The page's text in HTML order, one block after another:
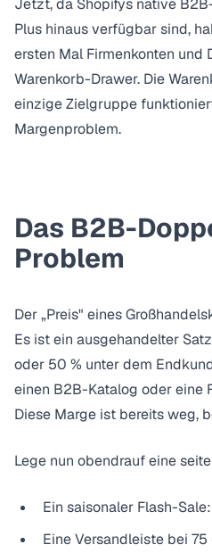
Jetzt, da Shopifys native
Plus hinaus verfügbar sind,
ersten Mal Firmenkonten und
Warenkorb-Drawer. Die
einzige Zielgruppe
Margenproblem.
Das B2B-
Problem
Der „Preis" eines
Es ist ein ausgehandelter
oder 50 % unter dem
einen B2B-Katalog oder eine
Diese Marge ist bereits weg,
Lege nun obendrauf eine
Ein saisonaler Flash-
Eine Versandleiste bei